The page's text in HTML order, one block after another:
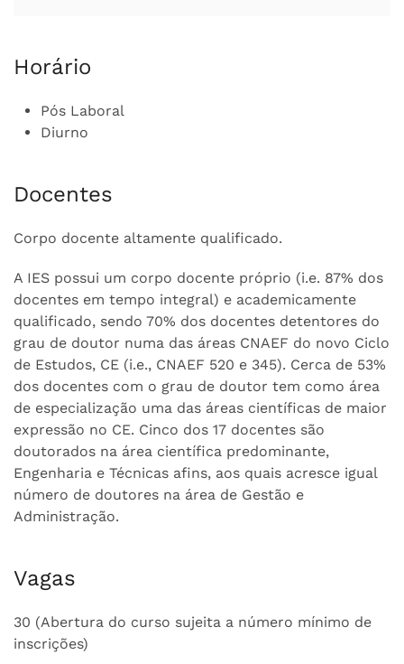
Horário
Pós Laboral
Diurno
Docentes
Corpo docente altamente qualificado.
A IES possui um corpo docente próprio (i.e. 87% dos
docentes em tempo integral) e academicamente
qualificado, sendo 70% dos docentes detentores do
grau de doutor numa das áreas CNAEF do novo Ciclo
de Estudos, CE (i.e., CNAEF 520 e 345). Cerca de 53%
dos docentes com o grau de doutor tem como área
de especialização uma das áreas científicas de maior
expressão no CE. Cinco dos 17 docentes são
doutorados na área científica predominante,
Engenharia e Técnicas afins, aos quais acresce igual
número de doutores na área de Gestão e
Administração.
Vagas
30 (Abertura do curso sujeita a número mínimo de
inscrições)